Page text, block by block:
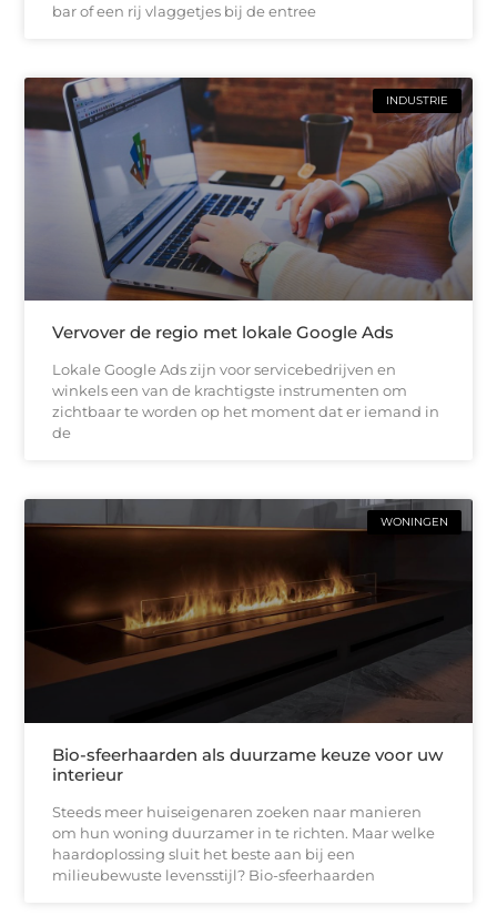
bar of een rij vlaggetjes bij de entree
INDUSTRIE
Vervover de regio met lokale Google Ads
Lokale Google Ads zijn voor servicebedrijven en
winkels een van de krachtigste instrumenten om
zichtbaar te worden op het moment dat er iemand in
de
WONINGEN
Bio-sfeerhaarden als duurzame keuze voor uw
interieur
Steeds meer huiseigenaren zoeken naar manieren
om hun woning duurzamer in te richten. Maar welke
haardoplossing sluit het beste aan bij een
milieubewuste levensstijl? Bio-sfeerhaarden